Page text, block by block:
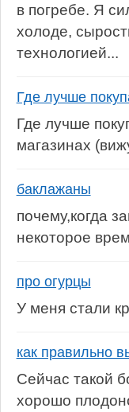
в погребе. Я
холоде,
технологией...
Где лучше
Где лучше
магазинах
баклажаны
почему,когда
некоторое
про огурцы
У меня стали
как правильно
Сейчас такой
хорошо